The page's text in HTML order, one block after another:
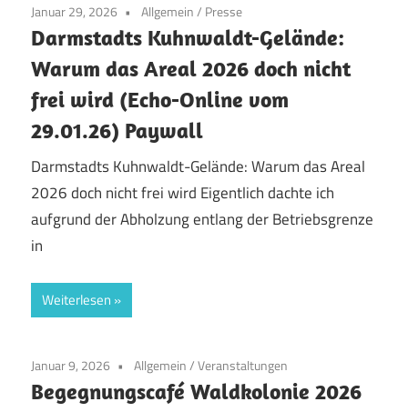
Januar 29, 2026 Allgemein/ Presse
Darmstadts Kuhnwaldt-Gelände:
Warum das Areal 2026 doch nicht
frei wird (Echo-Online vom
29.01.26) Paywall
Darmstadts Kuhnwaldt-Gelände: Warum das Areal
2026 doch nicht frei wird Eigentlich dachte ich
aufgrund der Abholzung entlang der Betriebsgrenze
in
Weiterlesen
Januar 9, 2026 Allgemein/Veranstaltungen
Begegnungscafé Waldkolonie 2026